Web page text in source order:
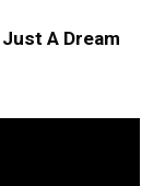
A Dream